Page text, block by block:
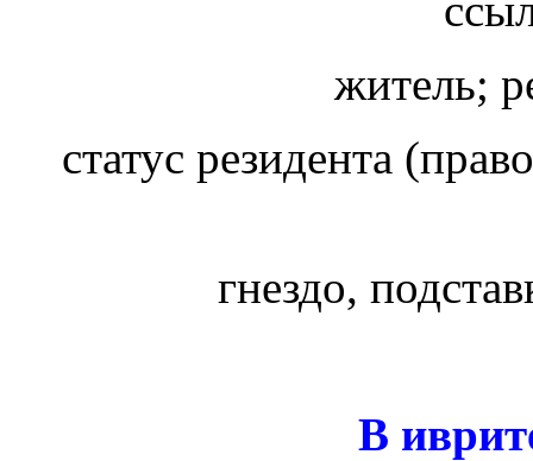
житель;
статус резидента
гнездо,
В